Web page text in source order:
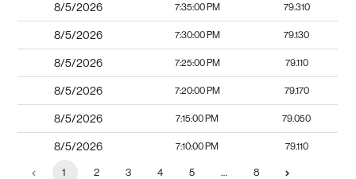
8/5/2026 7:35:00 PM 79.310
8/5/2026 7:30:00 PM 79.130
8/5/2026 7:25:00 PM 79.110
8/5/2026 7:20:00 PM 79.170
8/5/2026 7:15:00 PM 79.050
8/5/2026 7:10:00 PM 79.110
1 2 3 4 5 … 8